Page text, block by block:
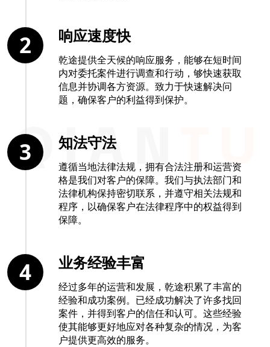
响应速度快
乾途提供全天候的响应服务，能够在短时间
内对委托案件进行调查和行动，够快速获取
信息并协调各方资源。致力于快速解决问
题，确保客户的利益得到保护。
2
知法守法
遵循当地法律法规，拥有合法注册和运营资
格是我们对客户的保障。我们与执法部门和
法律机构保持密切联系，并遵守相关法规和
程序，以确保客户在法律程序中的权益得到
保障。
3
业务经验丰富
经过多年的运营和发展，乾途积累了丰富的
经验和成功案例。已经成功解决了许多找回
案件，并得到客户的信任和认可。这些经验
使其能够更好地应对各种复杂的情况，为客
户提供更高效的服务。
4